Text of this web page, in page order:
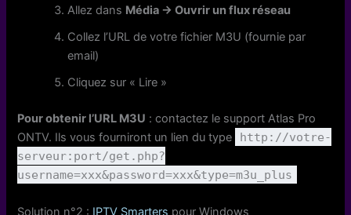
Allez dans Média → Ouvrir un flux réseau
Collez l’URL de votre fichier M3U (fournie par
email)
Cliquez sur « Lire »
Pour obtenir l’URL M3U : contactez le support Atlas Pro
ONTV. Ils vous fourniront un lien du type
http://votre-
serveur:port/get.php?
username=xxx&password=xxx&type=m3u_plus
Solution n°2 : IPTV Smarters pour Windows